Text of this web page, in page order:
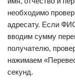
необходимо
адресату. Если
вводим сумму
получателю,
нажимаем
секунд.